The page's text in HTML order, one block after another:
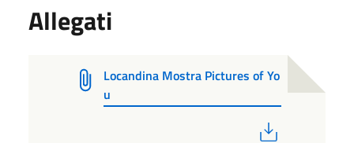
Allegati
Locandina Mostra Pictures of Yo
u